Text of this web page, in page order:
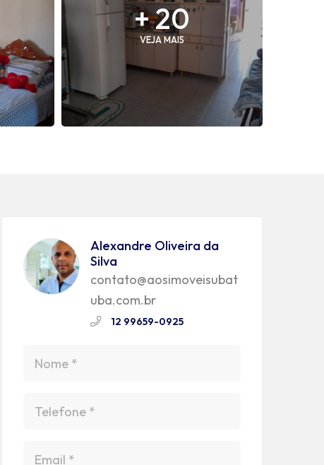
+ 20
VEJA MAIS
Alexandre Oliveira da
Silva
contato@aosimoveisubat
uba.com.br
12 99659-0925